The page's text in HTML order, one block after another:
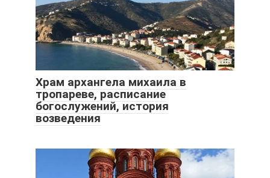
Храм архангела михаила в
тропареве, расписание
богослужений, история
возведения